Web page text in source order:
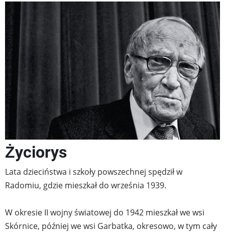
Życiorys
Lata dzieciństwa i szkoły powszechnej spędził w
Radomiu, gdzie mieszkał do września 1939.
W okresie II wojny światowej do 1942 mieszkał we wsi
Skórnice, później we wsi Garbatka, okresowo, w tym cały